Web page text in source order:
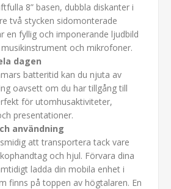
8” basen, dubbla diskanter i
två stycken sidomonterade
en fyllig och imponerande ljudbild
och mikrofoner.
dagen
batteritid kan du njuta av
oavsett om du har tillgång till
för utomhusaktiviteter,
presentationer.
användning
att transportera tack vare
och hjul. Förvara dina
ladda din mobila enhet i
finns på toppen av högtalaren. En